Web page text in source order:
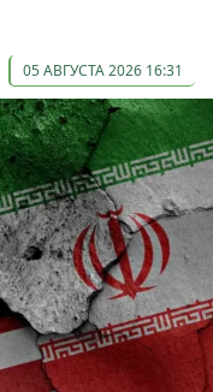
05 АВГУСТА 2026 16:31